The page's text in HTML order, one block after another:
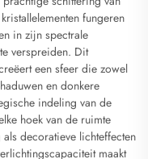
fungeren
in zijn spectrale
verspreiden. Dit
een sfeer die zowel
en donkere
indeling van de
hoek van de ruimte
decoratieve lichteffecten
maakt